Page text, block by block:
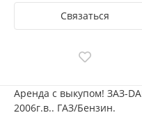
Связаться
Аренда с выкупом! ЗАЗ-
2006г.в.. ГАЗ/Бензин.